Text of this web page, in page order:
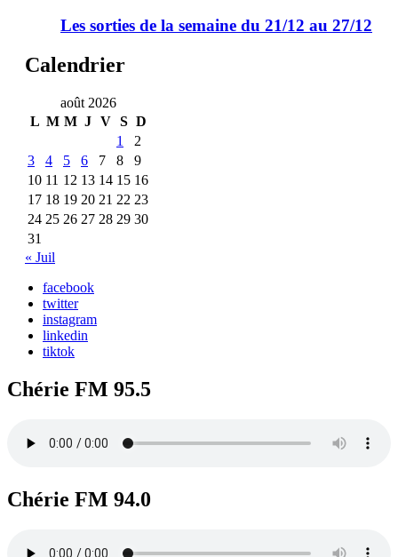
Les sorties de la semaine du 21/12 au 27/12
Calendrier
août 2026
L M M J V S D
1
2
3
4 5 6 7 8
9
10 11 12 13 14 15 16
17 18 19 20 21 22 23
24 25 26 27 28 29 30
31
« Juil
facebook
twitter
instagram
linkedin
tiktok
Chérie FM 95.5
Chérie FM 94.0